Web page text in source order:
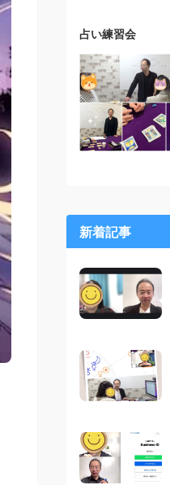
占い練習会
新着記事